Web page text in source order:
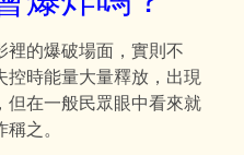
裡的爆破場面，實則不
控時能量大量釋放，出現
但在一般民眾眼中看來就
之。